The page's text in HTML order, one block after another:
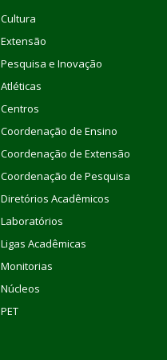
Cultura
Extensão
Pesquisa e Inovação
Atléticas
Centros
Coordenação de Ensino
Coordenação de Extensão
Coordenação de Pesquisa
Diretórios Acadêmicos
Laboratórios
Ligas Acadêmicas
Monitorias
Núcleos
PET